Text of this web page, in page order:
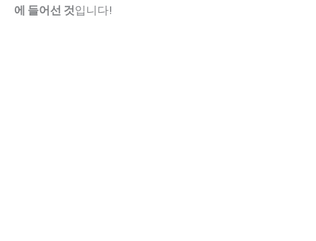
에 들어선 것입니다!